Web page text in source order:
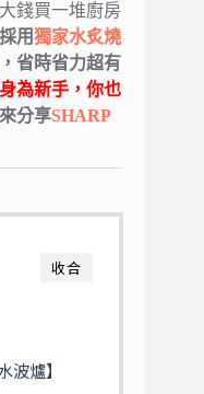
錢買一堆廚房
採用獨家水炙燒
，省時省力超有
為新手，你也
分享SHARP
收合
爐】